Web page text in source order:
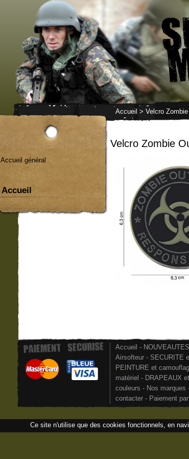
Accueil > Velcro
Accueil général
Accueil
Velcro Zombie
Accueil -
Airsofteur - SECURITE
PEINTURE et
matériel - DRAPEAUX
couleurs - Nos marques
contacter - Paiement
Ce site n'utilise que des cookies fonctionnels, en